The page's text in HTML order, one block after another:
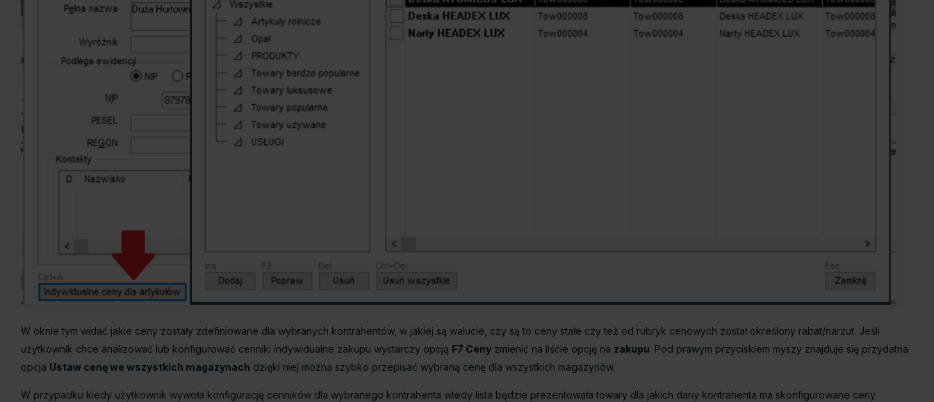
W oknie tym widać jakie ceny zostały zdefiniowane dla wybranych kontrahentów, w jakiej są walucie, czy są to ceny stałe czy też od rubryk cenowych został określony rabat/narzut. Jeśli
użytkownik chce analizować lub konfigurować cenniki indywidualne zakupu wystarczy opcją F7 Ceny zmienić na liście opcję na zakupu. Pod prawym przyciskiem myszy znajduje się przydatna
opcja Ustaw cenę we wszystkich magazynach dzięki niej można szybko przepisać wybraną cenę dla wszystkich magazynów.
W przypadku kiedy użytkownik wywoła konfigurację cenników dla wybranego kontrahenta wtedy lista będzie prezentowała towary dla jakich dany kontrahenta ma skonfigurowane ceny